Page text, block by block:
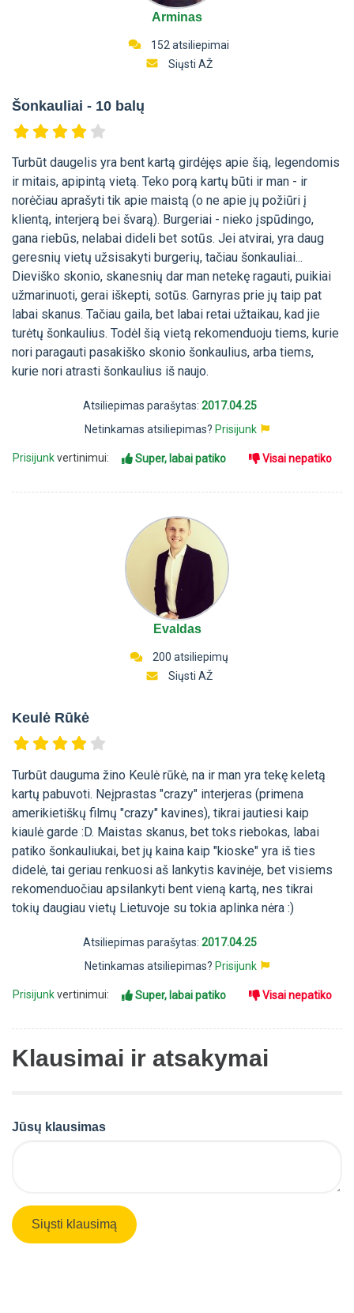
Arminas
152 atsiliepimai
Siųsti AŽ
Šonkauliai - 10 balų
Turbūt daugelis yra bent kartą girdėjęs apie šią, legendomis
ir mitais, apipintą vietą. Teko porą kartų būti ir man - ir
norėčiau aprašyti tik apie maistą (o ne apie jų požiūri į
klientą, interjerą bei švarą). Burgeriai - nieko įspūdingo,
gana riebūs, nelabai dideli bet sotūs. Jei atvirai, yra daug
geresnių vietų užsisakyti burgerių, tačiau šonkauliai...
Dieviško skonio, skanesnių dar man netekę ragauti, puikiai
užmarinuoti, gerai iškepti, sotūs. Garnyras prie jų taip pat
labai skanus. Tačiau gaila, bet labai retai užtaikau, kad jie
turėtų šonkaulius. Todėl šią vietą rekomenduoju tiems, kurie
nori paragauti pasakiško skonio šonkaulius, arba tiems,
kurie nori atrasti šonkaulius iš naujo.
Atsiliepimas parašytas: 2017.04.25
Netinkamas atsiliepimas? Prisijunk
Prisijunkvertinimui: Super, labai patiko Visai nepatiko
Evaldas
200 atsiliepimų
Siųsti AŽ
Keulė Rūkė
Turbūt dauguma žino Keulė rūkė, na ir man yra tekę keletą
kartų pabuvoti. Neįprastas "crazy" interjeras (primena
amerikietiškų filmų "crazy" kavines), tikrai jautiesi kaip
kiaulė garde :D. Maistas skanus, bet toks riebokas, labai
patiko šonkauliukai, bet jų kaina kaip "kioske" yra iš ties
didelė, tai geriau renkuosi aš lankytis kavinėje, bet visiems
rekomenduočiau apsilankyti bent vieną kartą, nes tikrai
tokių daugiau vietų Lietuvoje su tokia aplinka nėra :)
Atsiliepimas parašytas: 2017.04.25
Netinkamas atsiliepimas? Prisijunk
Prisijunkvertinimui: Super, labai patiko Visai nepatiko
Klausimai ir atsakymai
Jūsų klausimas